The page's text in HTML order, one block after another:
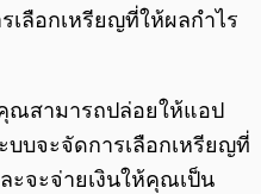
เลือกเหรียญที่ให้ผลกำไร
ณสามารถปล่อยให้แอป
บบจะจัดการเลือกเหรียญที่
ะจะจ่ายเงินให้คุณเป็น